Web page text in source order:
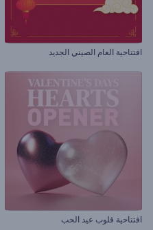
افتتاحية العام الصيني الجديد
افتتاحية قلوب عيد الحب